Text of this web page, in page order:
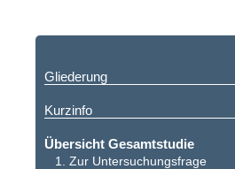
Gliederung
Kurzinfo
Übersicht Gesamtstudie
1. Zur Untersuchungsfrage